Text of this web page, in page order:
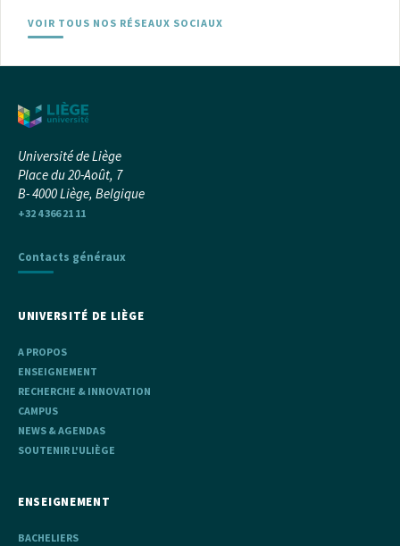
VOIR TOUS NOS RÉSEAUX SOCIAUX
Université de Liège
Place du 20-Août, 7
B- 4000 Liège, Belgique
+32 4 366 21 11
Contacts généraux
UNIVERSITÉ DE LIÈGE
A PROPOS
ENSEIGNEMENT
RECHERCHE & INNOVATION
CAMPUS
NEWS & AGENDAS
SOUTENIR L'ULIÈGE
ENSEIGNEMENT
BACHELIERS